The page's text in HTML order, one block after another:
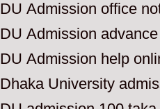
DU Admission office
DU Admission
DU Admission help
Dhaka University